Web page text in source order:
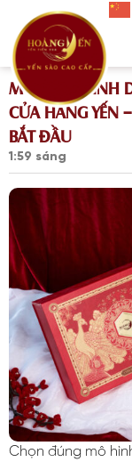
MÔ HÌNH KINH
CỬA HÀNG YẾN
BẮT ĐẦU
1:59 sáng
Chọn đúng mô